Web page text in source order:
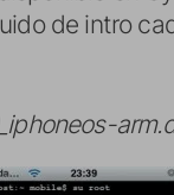
de intro